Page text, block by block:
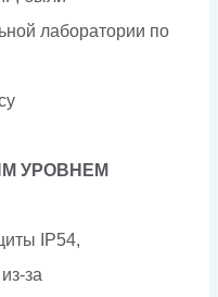
лаборатории по
УРОВНЕМ
IP54,
за